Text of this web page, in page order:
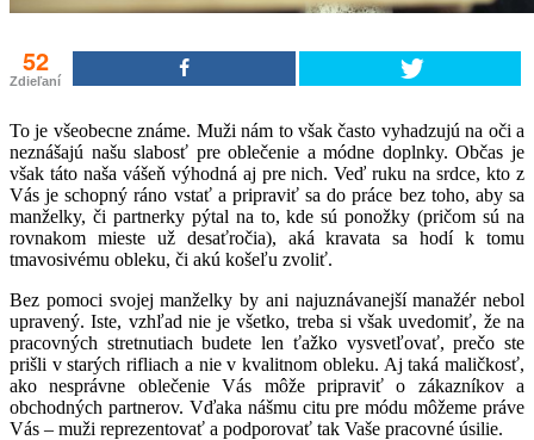
52
Zdieľaní
To je všeobecne známe. Muži nám to však často vyhadzujú na oči a
neznášajú našu slabosť pre oblečenie a módne doplnky. Občas je
však táto naša vášeň výhodná aj pre nich. Veď ruku na srdce, kto z
Vás je schopný ráno vstať a pripraviť sa do práce bez toho, aby sa
manželky, či partnerky pýtal na to, kde sú ponožky (pričom sú na
rovnakom mieste už desaťročia), aká kravata sa hodí k tomu
tmavosivému obleku, či akú košeľu zvoliť.
Bez pomoci svojej manželky by ani najuznávanejší manažér nebol
upravený. Iste, vzhľad nie je všetko, treba si však uvedomiť, že na
pracovných stretnutiach budete len ťažko vysvetľovať, prečo ste
prišli v starých rifliach a nie v kvalitnom obleku. Aj taká maličkosť,
ako nesprávne oblečenie Vás môže pripraviť o zákazníkov a
obchodných partnerov. Vďaka nášmu citu pre módu môžeme práve
Vás – muži reprezentovať a podporovať tak Vaše pracovné úsilie.